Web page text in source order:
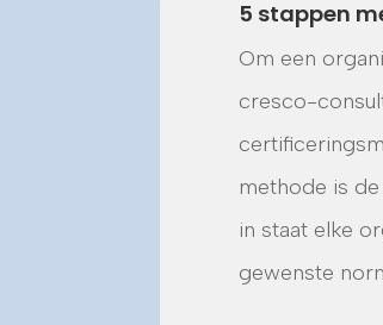
5 stappen
Om een
cresco-
methode is
in staat elke
gewenste